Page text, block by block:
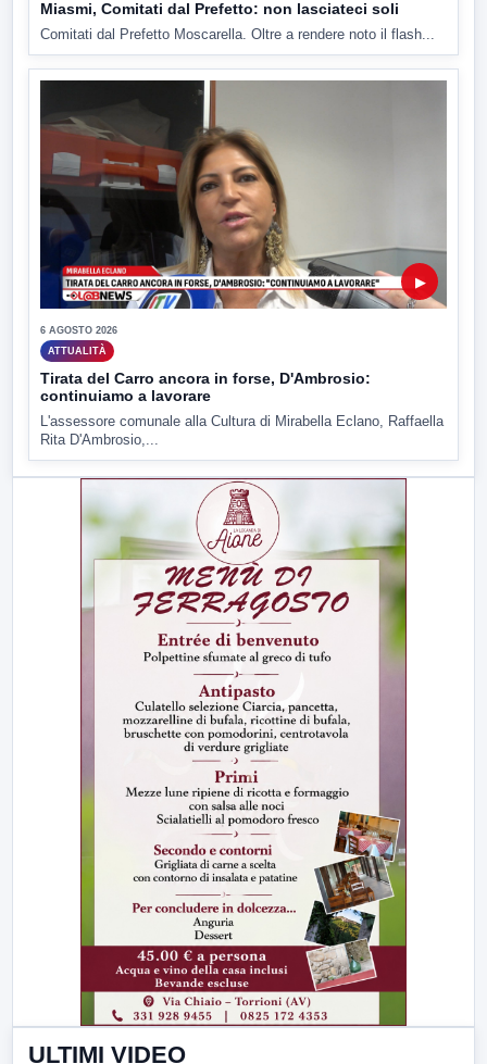
Miasmi, Comitati dal Prefetto: non lasciateci soli
Comitati dal Prefetto Moscarella. Oltre a rendere noto il flash...
▶
6 AGOSTO 2026
ATTUALITÀ
Tirata del Carro ancora in forse, D'Ambrosio:
continuiamo a lavorare
L'assessore comunale alla Cultura di Mirabella Eclano, Raffaella
Rita D'Ambrosio,...
ULTIMI VIDEO